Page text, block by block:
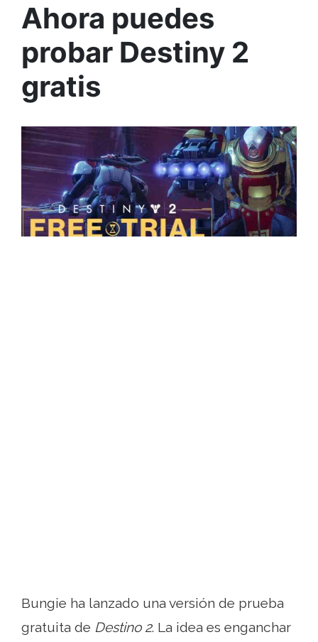
Ahora puedes
probar Destiny 2
gratis
Bungie ha lanzado una versión de prueba
gratuita de Destino 2. La idea es enganchar